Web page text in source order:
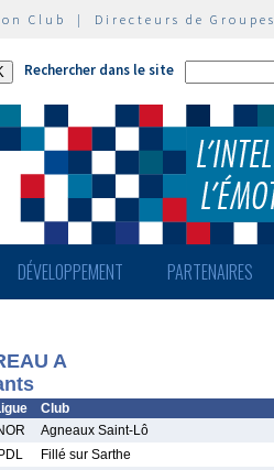
Club | Directeurs de Groupes
Rechercher dans le site
DÉVELOPPEMENT PARTENAIRES
A
Club
Agneaux Saint-Lô
PDL
Fillé sur Sarthe